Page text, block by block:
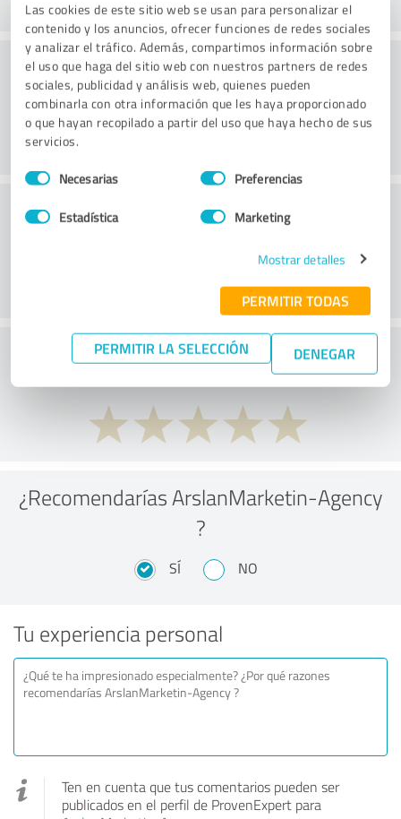
Las cookies de este sitio web se usan para personalizar el
contenido y los anuncios, ofrecer funciones de redes sociales
y analizar el tráfico. Además, compartimos información sobre
el uso que haga del sitio web con nuestros partners de redes
sociales, publicidad y análisis web, quienes pueden
combinarla con otra información que les haya proporcionado
o que hayan recopilado a partir del uso que haya hecho de sus
servicios.
Selección
de
Necesarias Preferencias
Estadística Marketing
Mostrar detalles
PERMITIR TODAS
PERMITIR LA SELECCIÓN DENEGAR
Consultoría
Servicio de atención al cliente
¿Qué te parece la relación calidad-precio?
¿Recomendarías ArslanMarketin-Agency
?
SÍ NO
Tu experiencia personal
Ten en cuenta que tus comentarios pueden ser
publicados en el perfil de ProvenExpert para